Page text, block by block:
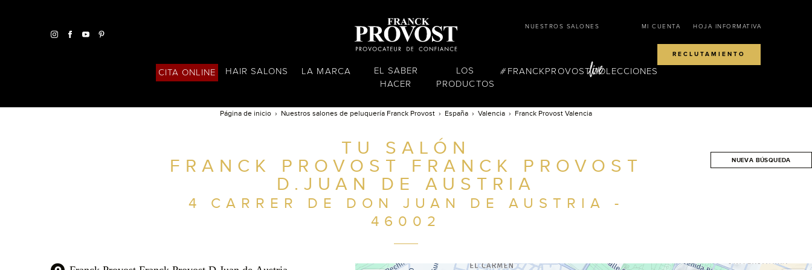
NUESTROS SALONES MI CUENTA HOJA INFORMATIVA
RECLUTAMIENTO
CITA ONLINE HAIR SALONS LA MARCA
EL SABER
HACER
LOS
PRODUCTOS
FRANCKPROVOSTCOLECCIONES
Página de inicio Nuestros salones de peluquería Franck Provost España Valencia Franck Provost Valencia
TU SALÓN
FRANCK PROVOST FRANCK PROVOST
D.JUAN DE AUSTRIA
4 CARRER DE DON JUAN DE AUSTRIA -
46002
NUEVA BÚSQUEDA